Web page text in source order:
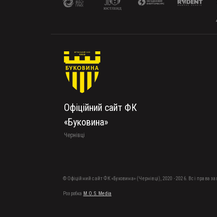
Офіційний сайт ФК
«Буковина»
Чернівці
© Офіційний сайт ФК «Буковина» (Чернівці), 2020 - 2026. Всі права
Розробка M.O.S. Media